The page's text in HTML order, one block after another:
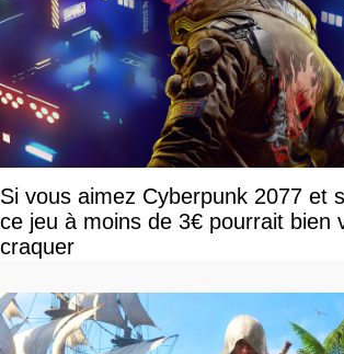
Si vous aimez Cyberpunk 2077 et
ce jeu à moins de 3€ pourrait bien
craquer